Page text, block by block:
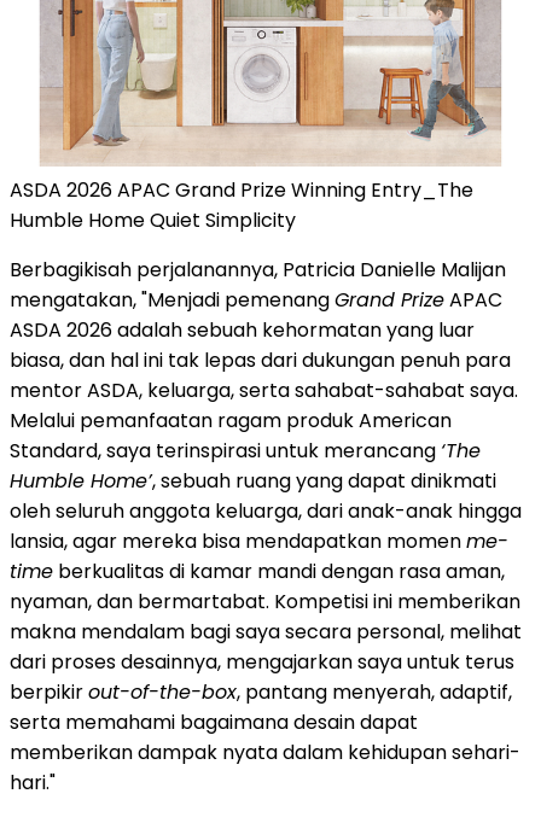
ASDA 2026 APAC Grand Prize Winning Entry_The
Humble Home Quiet Simplicity
Berbagikisah perjalanannya, Patricia Danielle Malijan
mengatakan, "Menjadi pemenangGrand PrizeAPAC
ASDA 2026 adalah sebuah kehormatan yang luar
biasa, dan hal ini tak lepas dari dukungan penuh para
mentor ASDA, keluarga, serta sahabat-sahabat saya.
Melalui pemanfaatan ragam produk American
Standard, saya terinspirasi untuk merancang ‘The
Humble Home’, sebuah ruang yang dapat dinikmati
oleh seluruh anggota keluarga, dari anak-anak hingga
lansia, agar mereka bisa mendapatkan momenme-
time berkualitas di kamar mandi dengan rasa aman,
nyaman, dan bermartabat. Kompetisi ini memberikan
makna mendalam bagi saya secara personal, melihat
dari proses desainnya, mengajarkan saya untuk terus
berpikirout-of-the-box, pantang menyerah, adaptif,
serta memahami bagaimana desain dapat
memberikan dampak nyata dalam kehidupan sehari-
hari."